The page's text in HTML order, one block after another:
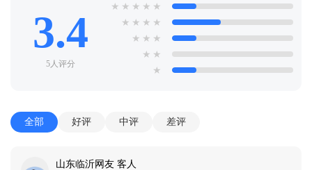
3.4
5人评分
★ ★ ★ ★ ★
★ ★ ★ ★
★ ★ ★
★ ★
★
全部 好评 中评 差评
山东临沂网友 客人